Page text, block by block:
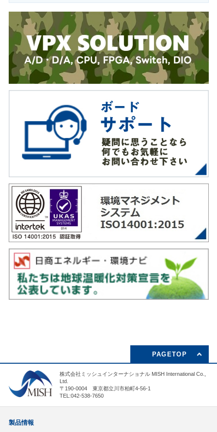
PAGETOP
株式会社ミッシュインターナショナル MISH International Co.,
Ltd.
〒190-0004 東京都立川市柏町4-56-1
TEL:042-538-7650
製品情報